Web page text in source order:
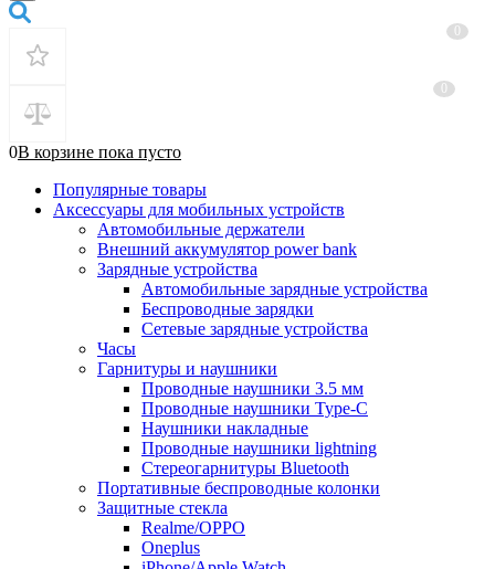
0В корзине пока пусто
Популярные товары
Аксессуары для мобильных устройств
Автомобильные держатели
Внешний аккумулятор power bank
Зарядные устройства
Автомобильные зарядные устройства
Беспроводные зарядки
Сетевые зарядные устройства
Часы
Гарнитуры и наушники
Проводные наушники 3.5 мм
Проводные наушники Type-C
Наушники накладные
Проводные наушники lightning
Стереогарнитуры Bluetooth
Портативные беспроводные колонки
Защитные стекла
Realme/OPPO
Oneplus